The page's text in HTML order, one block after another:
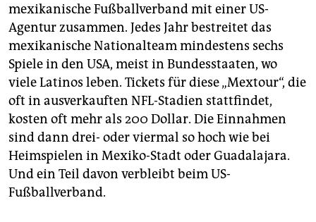
mexikanische Fußballverband mit einer US-
Agentur zusammen. Jedes Jahr bestreitet das
mexikanische Nationalteam mindestens sechs
Spiele in den USA, meist in Bundesstaaten, wo
viele Latinos leben. Tickets für diese „Mextour“, die
oft in ausverkauften NFL-Stadien stattfindet,
kosten oft mehr als 200 Dollar. Die Einnahmen
sind dann drei- oder viermal so hoch wie bei
Heimspielen in Mexiko-Stadt oder Guadalajara.
Und ein Teil davon verbleibt beim US-
Fußballverband.